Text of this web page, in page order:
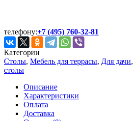
телефону:+7 (495) 760-32-81
Категории
Столы, Мебель для террасы, Для дачи,
столы
Описание
Характеристики
Оплата
Доставка